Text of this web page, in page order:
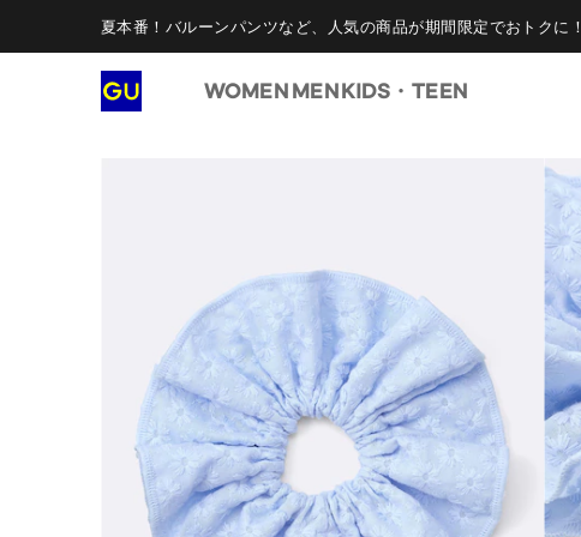
夏本番！バルーンパンツなど、人気の商品が期間限定でおトクに！
WOMEN MENKIDS・TEEN